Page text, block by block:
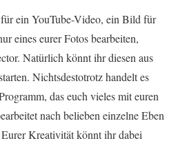
ein YouTube-Video, ein Bild für
eines eurer Fotos bearbeiten,
Natürlich könnt ihr diesen aus
Nichtsdestotrotz handelt es
das euch vieles mit euren
nach belieben einzelne Eben
Kreativität könnt ihr dabei